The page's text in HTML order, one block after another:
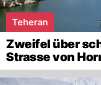
Teheran
Zweifel über
Strasse von